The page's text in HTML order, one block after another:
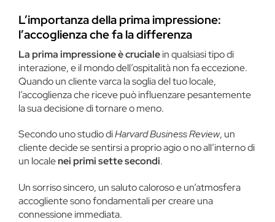
L’importanza della prima impressione:
l’accoglienza che fa la differenza
La prima impressione è crucialein qualsiasi tipo di
interazione, e il mondo dell’ospitalità non fa eccezione.
Quando un cliente varca la soglia del tuo locale,
l’accoglienza che riceve può influenzare pesantemente
la sua decisione di tornare o meno.
Secondo uno studio diHarvard Business Review, un
cliente decide se sentirsi a proprio agio o no all’interno di
un localenei primi sette secondi​.
Un sorriso sincero, un saluto caloroso e un’atmosfera
accogliente sono fondamentali per creare una
connessione immediata.